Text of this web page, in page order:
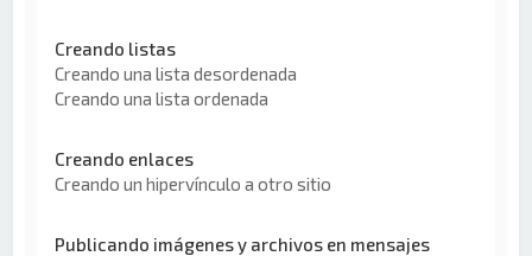
Creando listas
Creando una lista desordenada
Creando una lista ordenada
Creando enlaces
Creando un hipervínculo a otro sitio
Publicando imágenes y archivos en mensajes